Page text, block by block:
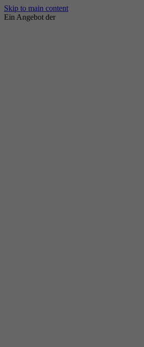
Skip to main content
Ein Angebot der